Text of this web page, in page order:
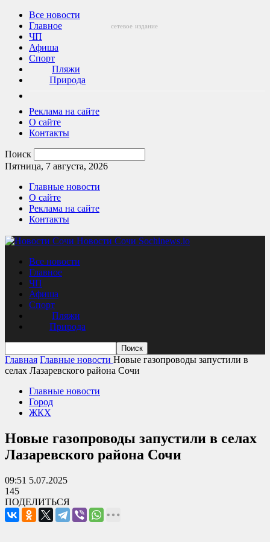
Все новости
Главное
ЧП
Афиша
Спорт
Пляжи
Природа
Реклама на сайте
О сайте
Контакты
Поиск
Пятница, 7 августа, 2026
Главные новости
О сайте
Реклама на сайте
Контакты
Новости Сочи Sochinews.io
сетевое издание
Все новости
Главное
ЧП
Афиша
Спорт
Пляжи
Природа
Главная Главные новости Новые газопроводы запустили в
селах Лазаревского района Сочи
Главные новости
Город
ЖКХ
Новые газопроводы запустили в селах
Лазаревского района Сочи
09:51 5.07.2025
145
ПОДЕЛИТЬСЯ